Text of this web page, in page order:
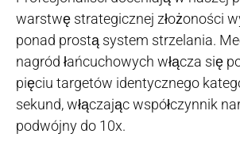
warstwę strategicznej złożoności
ponad prostą system strzelania.
nagród łańcuchowych włącza się
pięciu targetów identycznego
sekund, włączając współczynnik
podwójny do 10x.